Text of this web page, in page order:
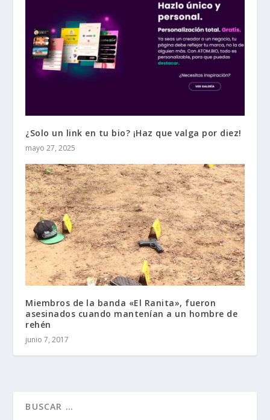
¿Solo un link en tu bio? ¡Haz que valga por diez!
mayo 27, 2025
Miembros de la banda «El Ranita», fueron
asesinados cuando mantenían a un hombre de
rehén
junio 7, 2017